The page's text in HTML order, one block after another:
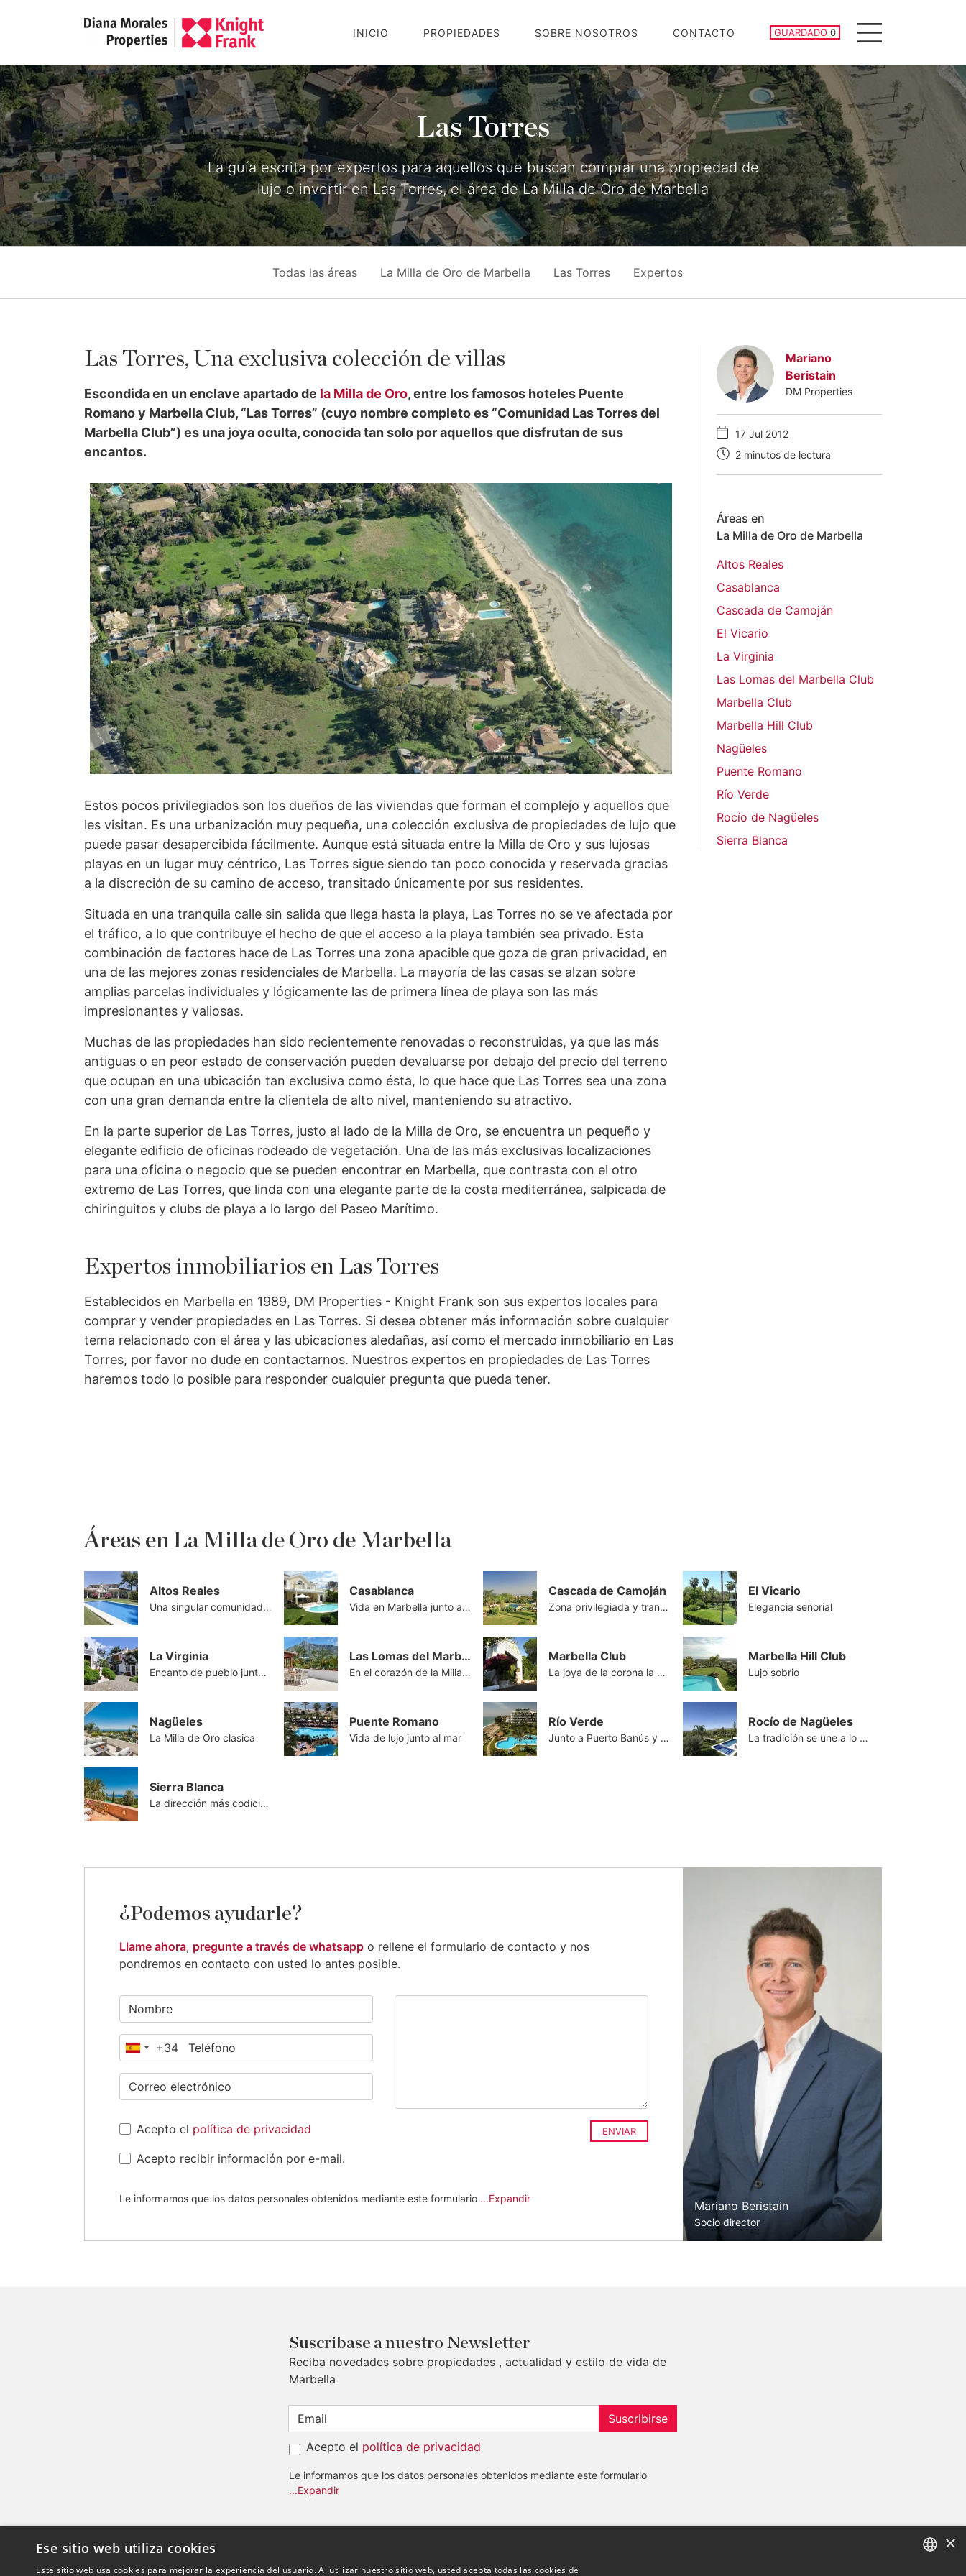
INICIO PROPIEDADES SOBRE NOSOTROS CONTACTO GUARDADO 0
PROPIEDADES GUARDADAS
Menu
Las Torres
La guía escrita por expertos para aquellos que buscan comprar una propiedad de
lujo o invertir en Las Torres, el área de La Milla de Oro de Marbella
Todas las áreas La Milla de Oro de Marbella Las Torres Expertos
Las Torres, Una exclusiva colección de villas
Escondida en un enclave apartado de la Milla de Oro, entre los famosos hoteles Puente
Romano y Marbella Club, “Las Torres” (cuyo nombre completo es “Comunidad Las Torres del
Marbella Club”) es una joya oculta, conocida tan solo por aquellos que disfrutan de sus
encantos.
Estos pocos privilegiados son los dueños de las viviendas que forman el complejo y aquellos que
les visitan. Es una urbanización muy pequeña, una colección exclusiva de propiedades de lujo que
puede pasar desapercibida fácilmente. Aunque está situada entre la Milla de Oro y sus lujosas
playas en un lugar muy céntrico, Las Torres sigue siendo tan poco conocida y reservada gracias
a la discreción de su camino de acceso, transitado únicamente por sus residentes.
Situada en una tranquila calle sin salida que llega hasta la playa, Las Torres no se ve afectada por
el tráfico, a lo que contribuye el hecho de que el acceso a la playa también sea privado. Esta
combinación de factores hace de Las Torres una zona apacible que goza de gran privacidad, en
una de las mejores zonas residenciales de Marbella. La mayoría de las casas se alzan sobre
amplias parcelas individuales y lógicamente las de primera línea de playa son las más
impresionantes y valiosas.
Muchas de las propiedades han sido recientemente renovadas o reconstruidas, ya que las más
antiguas o en peor estado de conservación pueden devaluarse por debajo del precio del terreno
que ocupan en una ubicación tan exclusiva como ésta, lo que hace que Las Torres sea una zona
con una gran demanda entre la clientela de alto nivel, manteniendo su atractivo.
En la parte superior de Las Torres, justo al lado de la Milla de Oro, se encuentra un pequeño y
elegante edificio de oficinas rodeado de vegetación. Una de las más exclusivas localizaciones
para una oficina o negocio que se pueden encontrar en Marbella, que contrasta con el otro
extremo de Las Torres, que linda con una elegante parte de la costa mediterránea, salpicada de
chiringuitos y clubs de playa a lo largo del Paseo Marítimo.
Expertos inmobiliarios en Las Torres
Establecidos en Marbella en 1989, DM Properties - Knight Frank son sus expertos locales para
comprar y vender propiedades en Las Torres. Si desea obtener más información sobre cualquier
tema relacionado con el área y las ubicaciones aledañas, así como el mercado inmobiliario en Las
Torres, por favor no dude en contactarnos. Nuestros expertos en propiedades de Las Torres
haremos todo lo posible para responder cualquier pregunta que pueda tener.
Mariano
Beristain
DM Properties
17 Jul 2012
2 minutos de lectura
Áreas en
La Milla de Oro de Marbella
Altos Reales
Casablanca
Cascada de Camoján
El Vicario
La Virginia
Las Lomas del Marbella Club
Marbella Club
Marbella Hill Club
Nagüeles
Puente Romano
Río Verde
Rocío de Nagüeles
Sierra Blanca
Áreas en La Milla de Oro de Marbella
Altos Reales
Una singular comunidad cerrada
Casablanca
Vida en Marbella junto al mar
Cascada de Camoján
Zona privilegiada y tranquila
El Vicario
Elegancia señorial
La Virginia
Encanto de pueblo junto al centro
Las Lomas del Marbella Club
En el corazón de la Milla de Oro
Marbella Club
La joya de la corona la Milla de Oro
Marbella Hill Club
Lujo sobrio
Nagüeles
La Milla de Oro clásica
Puente Romano
Vida de lujo junto al mar
Río Verde
Junto a Puerto Banús y el mar
Rocío de Nagüeles
La tradición se une a lo contemporaneo
Sierra Blanca
La dirección más codiciada de Marbella
Mariano Beristain
Socio director
¿Podemos ayudarle?
Llame ahora, pregunte a través de whatsapp o rellene el formulario de contacto y nos
pondremos en contacto con usted lo antes posible.
España
+34
Acepto el política de privacidad
Acepto recibir información por e-mail.
ENVIAR
Le informamos que los datos personales obtenidos mediante este formulario ...Expandir
Suscribase a nuestro Newsletter
Reciba novedades sobre propiedades , actualidad y estilo de vida de
Marbella
Suscribirse
Acepto el política de privacidad
Le informamos que los datos personales obtenidos mediante este formulario
...Expandir
×
Ese sitio web utiliza cookies
Este sitio web usa cookies para mejorar la experiencia del usuario. Al utilizar nuestro sitio web, usted acepta todas las cookies de